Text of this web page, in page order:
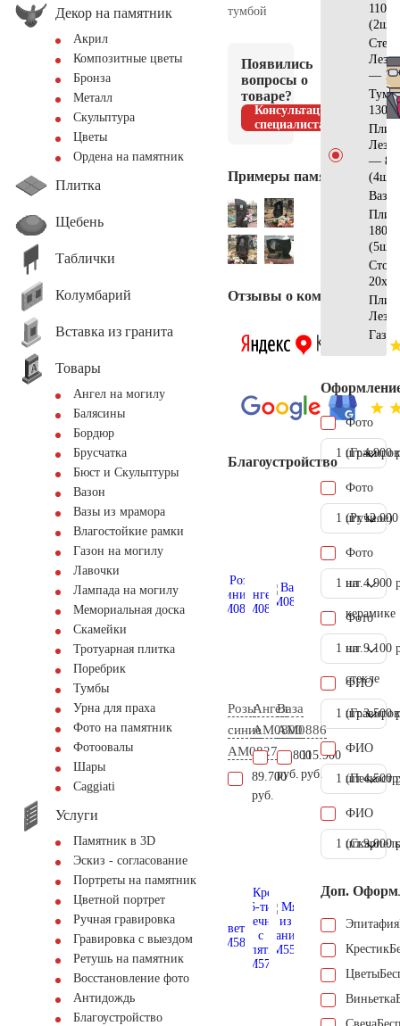
Декор на памятник
Акрил
Композитные цветы
Бронза
Металл
Скульптура
Цветы
Ордена на памятник
Плитка
Щебень
Таблички
Колумбарий
Вставка из гранита
Товары
Ангел на могилу
Балясины
Бордюр
Брусчатка
Бюст и Скульптуры
Вазон
Вазы из мрамора
Влагостойкие рамки
Газон на могилу
Лавочки
Лампада на могилу
Мемориальная доска
Скамейки
Тротуарная плитка
Поребрик
Тумбы
Урна для праха
Фото на памятник
Фотоовалы
Шары
Сaggiati
Услуги
Памятник в 3D
Эскиз - согласование
Портреты на памятник
Цветной портрет
Ручная гравировка
Гравировка с выездом
Ретушь на памятник
Восстановление фото
Антидождь
Благоустройство
тумбой
Появились
вопросы о
товаре?
Консультация
специалиста
Примеры памятников
Отзывы о компании
Благоустройство
Розы
синие
AM0827
89.700
руб.
Ангел
AM0800
17.800
руб.
Ваза
AM0886
115.900
руб.
(2шт)
Стела
—
—
(4шт)
Вазы
(5шт)
Газон
Фото
1 шт.4.900
Фото
(Ручное)
1 шт.
Фото
на
керамике
1 шт. 4.900
Фото
на
стекле
1 шт. 9.100
ФИО
1 шт.3.500
ФИО
1 шт.4.500
ФИО
1 шт.9.000
Доп.
Эпитафия
Крестик
Цветы
Виньетка